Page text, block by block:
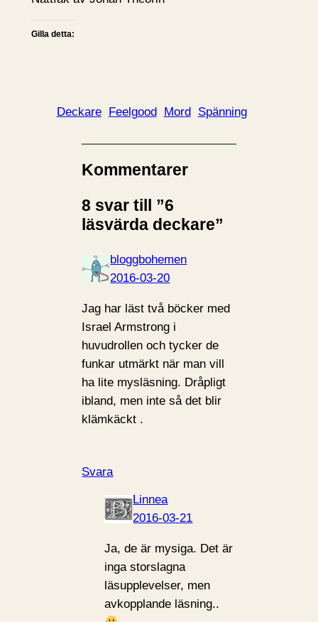
Gilla detta:
Deckare Feelgood Mord Spänning
Kommentarer
8 svar till ”6
läsvärda deckare”
bloggbohemen
2016-03-20
Jag har läst två böcker med
Israel Armstrong i
huvudrollen och tycker de
funkar utmärkt när man vill
ha lite mysläsning. Dråpligt
ibland, men inte så det blir
klämkäckt .
Svara
Linnea
2016-03-21
Ja, de är mysiga. Det är
inga storslagna
läsupplevelser, men
avkopplande läsning..